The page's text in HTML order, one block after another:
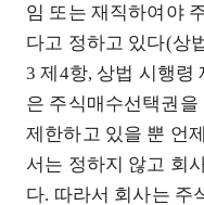
임 또는 재직하여야
다고 정하고 있다(상
3 제4항, 상법 시행령
은 주식매수선택권
제한하고 있을 뿐 언
서는 정하지 않고 회
다. 따라서 회사는 주